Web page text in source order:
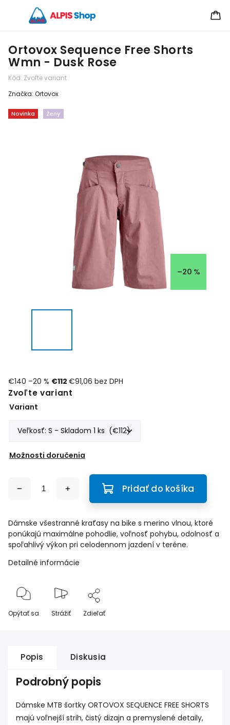
Ortovox Sequence Free Shorts
Wmn - Dusk Rose
Kód: Zvoľte variant
Novinka Ženy
Značka: Ortovox
–20 %
€140 –20 % €112 €91,06 bez DPH
Zvoľte variant
Variant
Možnosti doručenia
Pridať do košíka
Dámske všestranné kraťasy na bike s merino vlnou, ktoré
ponúkajú maximálne pohodlie, voľnosť pohybu, odolnosť a
spoľahlivý výkon pri celodennom jazdení v teréne.
Detailné informácie
Opýtať sa Strážiť Zdieľať
Popis Diskusia
Podrobný popis
Dámske MTB šortky ORTOVOX SEQUENCE FREE SHORTS
majú voľnejší strih, čistý dizajn a premyslené detaily,